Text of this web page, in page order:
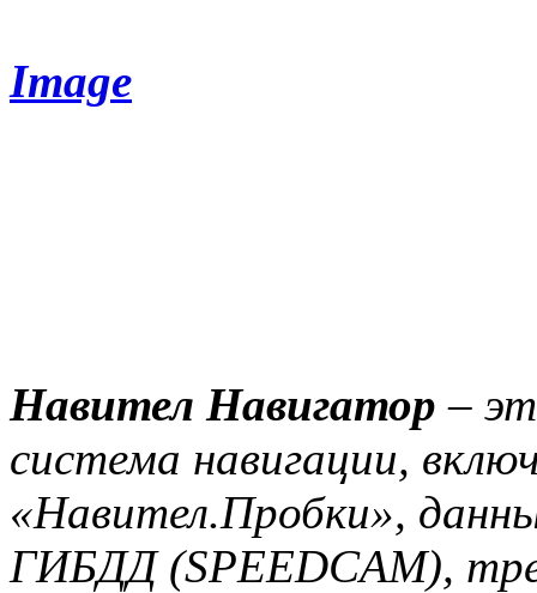
Image
Навител Навигатор –
система навигации,
«Навител.Пробки»,
ГИБДД (SPEEDCAM),